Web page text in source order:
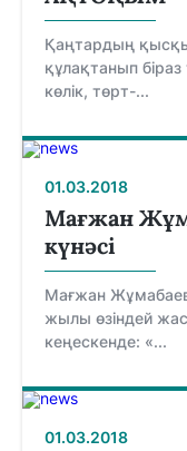
Қаңтардың
құлақтанып
көлік, төрт-...
01.03.2018
Мағжан
күнәсі
Мағжан
жылы өзіндей
кеңескенде: «...
01.03.2018